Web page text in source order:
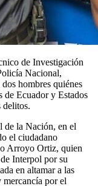
de Investigación
Nacional,
hombres quiénes
de Ecuador y Estados
delitos.
de la Nación, en el
el ciudadano
Arroyo Ortiz, quien
Interpol por su
en altamar a las
mercancía por el